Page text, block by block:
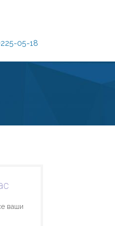
05-18
ваши